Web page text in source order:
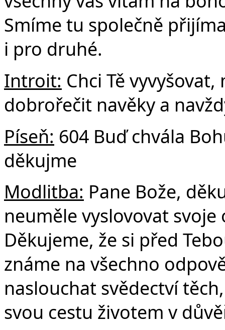
Smíme tu společně
i pro druhé.
Introit: Chci Tě
dobrořečit navěky a
Píseň: 604 Buď chvála
děkujme
Modlitba: Pane Bože,
neuměle vyslovovat
Děkujeme, že si před
známe na všechno
naslouchat svědectví
svou cestu životem v